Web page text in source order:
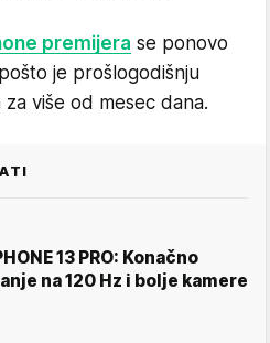
premijera se ponovo
je prošlogodišnju
više od mesec dana.
13 PRO: Konačno
na 120 Hz i bolje kamere